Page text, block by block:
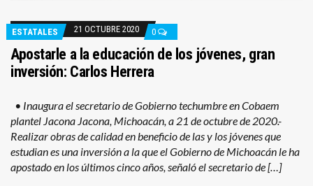
ESTATALES 21 OCTUBRE 2020 0
Apostarle a la educación de los jóvenes, gran
inversión: Carlos Herrera
• Inaugura el secretario de Gobierno techumbre en Cobaem
plantel Jacona Jacona, Michoacán, a 21 de octubre de 2020.-
Realizar obras de calidad en beneficio de las y los jóvenes que
estudian es una inversión a la que el Gobierno de Michoacán le ha
apostado en los últimos cinco años, señaló el secretario de […]